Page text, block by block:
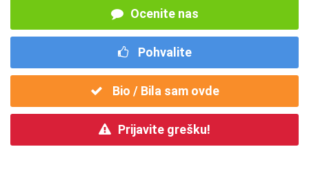
Ocenite nas
Pohvalite
Bio / Bila sam ovde
Prijavite grešku!